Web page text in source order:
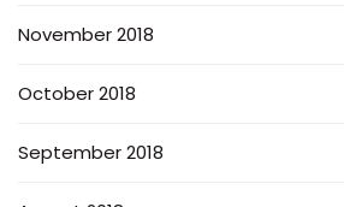
November 2018
October 2018
September 2018